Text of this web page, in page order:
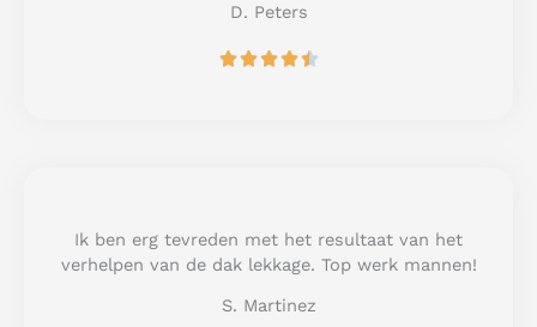
D. Peters

Ik ben erg tevreden met het resultaat van het
verhelpen van de dak lekkage. Top werk mannen!
S. Martinez